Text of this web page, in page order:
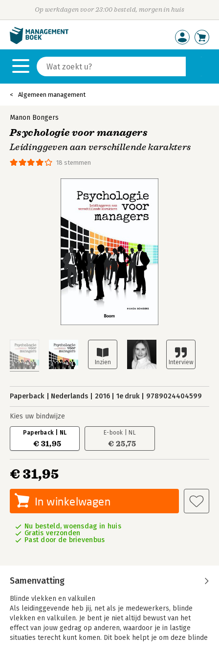
Op werkdagen voor 23:00 besteld, morgen in huis
Algemeen management
18 stemmen
Manon Bongers
Psychologie voor managers
Leidinggeven aan verschillende karakters
Paperback Nederlands 2016 1e druk 9789024404599
Kies uw bindwijze
Paperback | NL
€ 31,95
E-book | NL
€ 25,75
€ 31,95
In winkelwagen
Nu besteld, woensdag in huis
Gratis verzonden
Past door de brievenbus
Samenvatting
Blinde vlekken en valkuilen
Als leidinggevende heb jij, net als je medewerkers, blinde
vlekken en valkuilen. Je bent je niet altijd bewust van het
effect van jouw gedrag op anderen, waardoor je in lastige
situaties terecht kunt komen. Dit boek helpt je om deze blinde